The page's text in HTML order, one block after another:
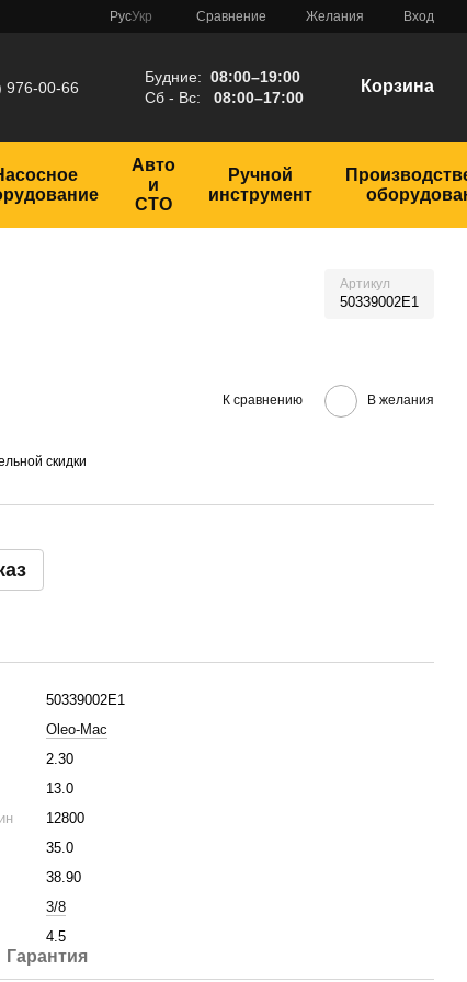
РусУкр Сравнение Желания Вход
976-00-66
Будние: 08:00–19:00
Сб - Вс: 08:00–17:00
Корзина
Авто
и
СТО
Ручной
инструмент
Артикул
50339002E1
К сравнению В желания
скидки
50339002E1
Oleo-Mac
2.30
13.0
12800
35.0
38.90
3/8
4.5
Гарантия